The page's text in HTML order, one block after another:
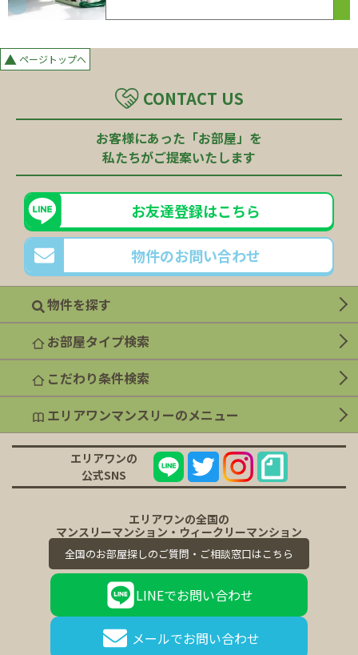
▲ ページトップへ
CONTACT US
お客様にあった「お部屋」を
私たちがご提案いたします
お友達登録はこちら
物件のお問い合わせ
物件を探す
お部屋タイプ検索
こだわり条件検索
エリアワンマンスリーのメニュー
エリアワンの
公式SNS
エリアワンの全国の
マンスリーマンション・ウィークリーマンション
全国のお部屋探しのご質問・ご相談窓口はこちら
LINEでお問い合わせ
メールでお問い合わせ